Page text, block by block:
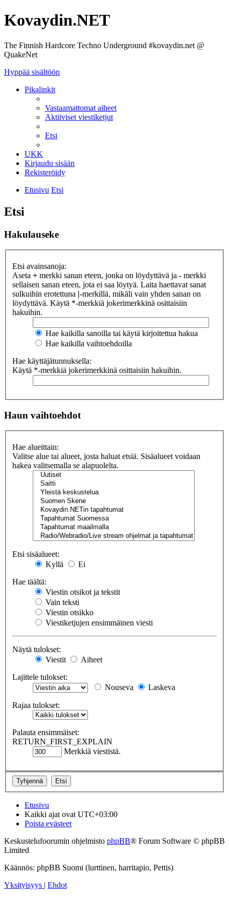
Kovaydin.NET
The Finnish Hardcore Techno Underground #kovaydin.net @
QuakeNet
Hyppää sisältöön
Pikalinkit
Vastaamattomat aiheet
Aktiiviset viestiketjut
Etsi
UKK
Kirjaudu sisään
Rekisteröidy
Etusivu Etsi
Etsi
Hakulauseke
Etsi avainsanoja:
Aseta + merkki sanan eteen, jonka on löydyttävä ja - merkki
sellaisen sanan eteen, jota ei saa löytyä. Laita haettavat sanat
sulkuihin erotettuna |-merkillä, mikäli vain yhden sanan on
löydyttävä. Käytä *-merkkiä jokerimerkkinä osittaisiin
hakuihin.
Hae kaikilla sanoilla tai käytä kirjoitettua hakua
Hae kaikilla vaihtoehdoilla
Hae käyttäjätunnuksella:
Käytä *-merkkiä jokerimerkkinä osittaisiin hakuihin.
Haun vaihtoehdot
Hae alueittain:
Valitse alue tai alueet, josta haluat etsiä. Sisäalueet voidaan
hakea valitsemalla se alapuolelta.
Etsi sisäalueet:
Kyllä
Ei
Hae täältä:
Viestin otsikot ja tekstit
Vain teksti
Viestin otsikko
Viestiketjujen ensimmäinen viesti
Näytä tulokset:
Viestit
Aiheet
Lajittele tulokset:
Nouseva
Laskeva
Rajaa tulokset:
Palauta ensimmäiset:
RETURN_FIRST_EXPLAIN
Merkkiä viestistä.
Etusivu
Kaikki ajat ovat UTC+03:00
Poista evästeet
Keskustelufoorumin ohjelmisto phpBB® Forum Software © phpBB
Limited
Käännös: phpBB Suomi (lurttinen, harritapio, Pettis)
Yksityisyys | Ehdot